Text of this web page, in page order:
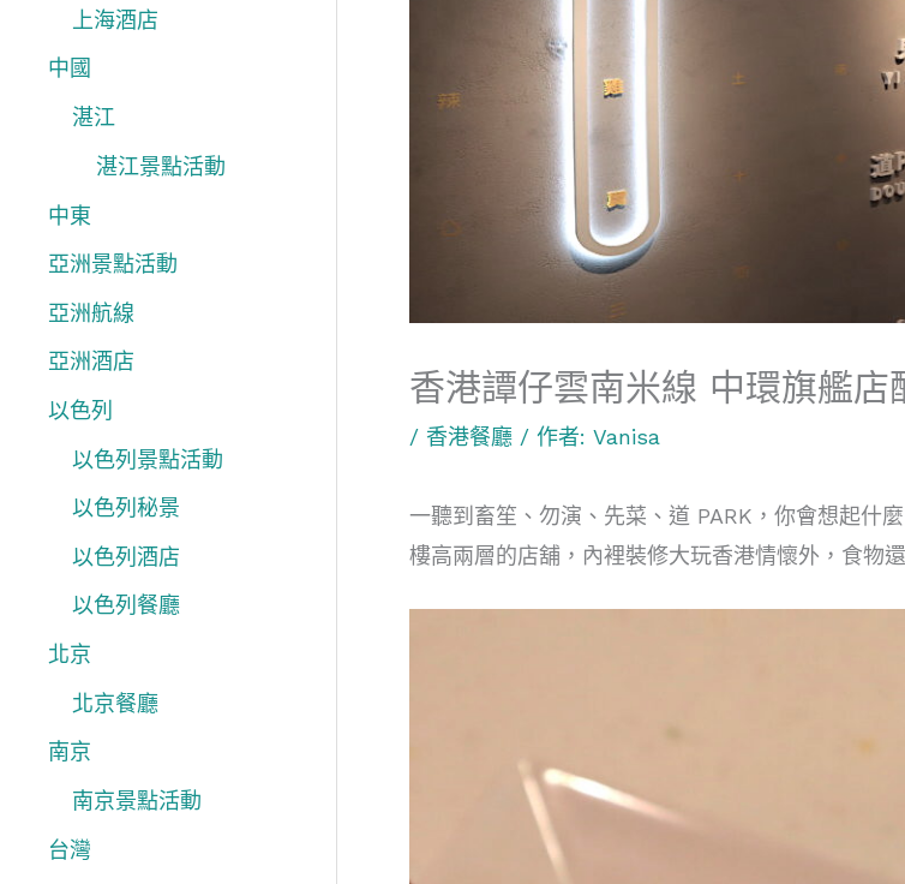
上海酒店
中國
湛江
湛江景點活動
中東
亞洲景點活動
亞洲航線
亞洲酒店
以色列
以色列景點活動
以色列秘景
以色列酒店
以色列餐廳
北京
北京餐廳
南京
南京景點活動
台灣
香港譚仔雲南米線 中環旗艦店
/ 香港餐廳/ 作者: Vanisa
一聽到畜笙、勿演、先菜、道 PARK，你會想起什
樓高兩層的店舖，內裡裝修大玩香港情懷外，食物